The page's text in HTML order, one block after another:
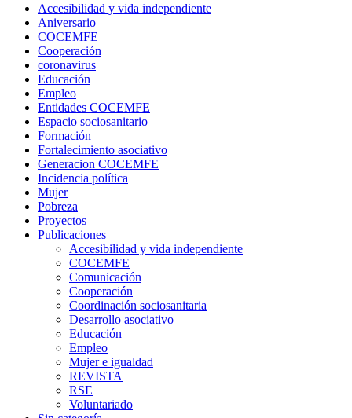
Accesibilidad y vida independiente
Aniversario
COCEMFE
Cooperación
coronavirus
Educación
Empleo
Entidades COCEMFE
Espacio sociosanitario
Formación
Fortalecimiento asociativo
Generacion COCEMFE
Incidencia política
Mujer
Pobreza
Proyectos
Publicaciones
Accesibilidad y vida independiente
COCEMFE
Comunicación
Cooperación
Coordinación sociosanitaria
Desarrollo asociativo
Educación
Empleo
Mujer e igualdad
REVISTA
RSE
Voluntariado